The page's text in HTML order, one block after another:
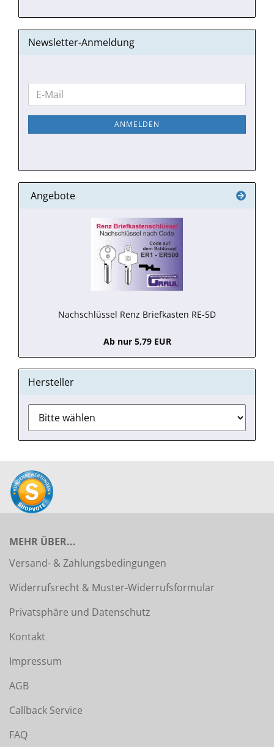
Newsletter-Anmeldung
WEITER
ZUR
NEWSLETTER-
E-
Mail
ANMELDEN
Angebote
Nachschlüssel Renz Briefkasten RE-5D
Ab nur 5,79 EUR
Hersteller
MEHR ÜBER...
Versand- & Zahlungsbedingungen
Widerrufsrecht & Muster-Widerrufsformular
Privatsphäre und Datenschutz
Kontakt
Impressum
AGB
Callback Service
FAQ